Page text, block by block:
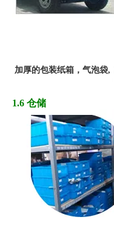
加厚的包装纸箱， 气泡袋,
1.6 仓储